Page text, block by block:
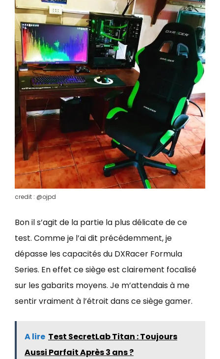
credit : @ojpd
Bon il s’agit de la partie la plus délicate de ce
test. Comme je l’ai dit précédemment, je
dépasse les capacités du DXRacer Formula
Series. En effet ce siège est clairement focalisé
sur les gabarits moyens. Je m’attendais à me
sentir vraiment à l’étroit dans ce siège gamer.
A lire Test SecretLab Titan : Toujours
Aussi Parfait Après 3 ans ?